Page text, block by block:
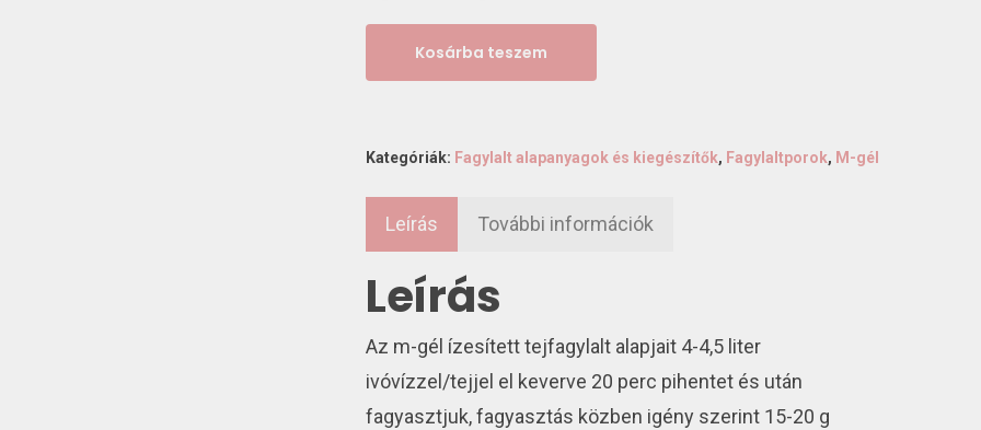
Kosárba teszem
Kategóriák: Fagylalt alapanyagok és kiegészítők, Fagylaltporok, M-gél
Leírás További információk
Leírás
Az m-gél ízesített tejfagylalt alapjait 4-4,5 liter
ivóvízzel/tejjel el keverve 20 perc pihentet és után
fagyasztjuk, fagyasztás közben igény szerint 15-20 g